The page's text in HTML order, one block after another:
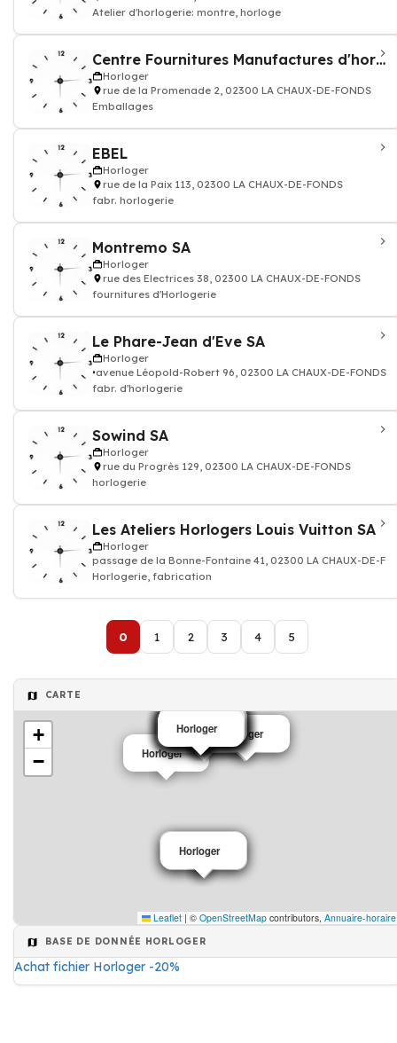
Atelier d'horlogerie: montre, horloge
Centre Fournitures Manufactures d'horlogerie SA
Horloger
rue de la Promenade 2, 02300 LA CHAUX-DE-FONDS
Emballages
EBEL
Horloger
rue de la Paix 113, 02300 LA CHAUX-DE-FONDS
fabr. horlogerie
Montremo SA
Horloger
rue des Electrices 38, 02300 LA CHAUX-DE-FONDS
fournitures d'Horlogerie
Le Phare-Jean d'Eve SA
Horloger
avenue Léopold-Robert 96, 02300 LA CHAUX-DE-FONDS
fabr. d'horlogerie
Sowind SA
Horloger
rue du Progrès 129, 02300 LA CHAUX-DE-FONDS
horlogerie
Les Ateliers Horlogers Louis Vuitton SA
Horloger
passage de la Bonne-Fontaine 41, 02300 LA CHAUX-DE-
Horlogerie, fabrication
0 1 2 3 4 5
CARTE
Horloger
Horloger Horloger
Horloger
Horloger
Horloger
Horloger
Horloger
Horloger
Horloger
Horloger
Horloger
Horloger
Horloger
Horloger
Horloger
Horloger
Horloger
Horloger
Horloger
+
−
Leaflet | © OpenStreetMap contributors, Annuaire-horaire
BASE DE DONNÉE HORLOGER
Achat fichier Horloger -20%